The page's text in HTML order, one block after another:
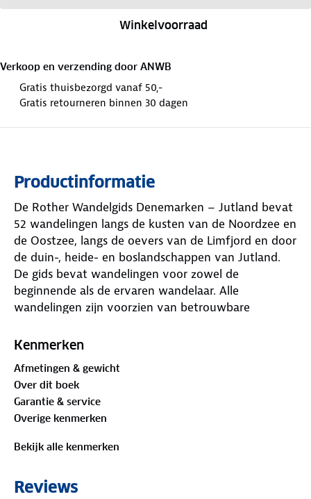
Winkelvoorraad
Verkoop en verzending door ANWB
Gratis thuisbezorgd vanaf 50,-
Gratis retourneren binnen 30 dagen
Productinformatie
De Rother Wandelgids Denemarken – Jutland bevat
52 wandelingen langs de kusten van de Noordzee en
de Oostzee, langs de oevers van de Limfjord en door
de duin-, heide- en boslandschappen van Jutland.
De gids bevat wandelingen voor zowel de
beginnende als de ervaren wandelaar. Alle
wandelingen zijn voorzien van betrouwbare
hoogteprofielen. Met gratis downloadbare GPS
Kenmerken
Afmetingen & gewicht
Over dit boek
Garantie & service
Overige kenmerken
Bekijk alle kenmerken
Reviews